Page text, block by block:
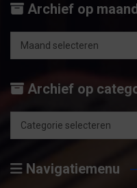
k
Archief op
Archief
maandArchief op
Archief
categorie
Navigatiemenu